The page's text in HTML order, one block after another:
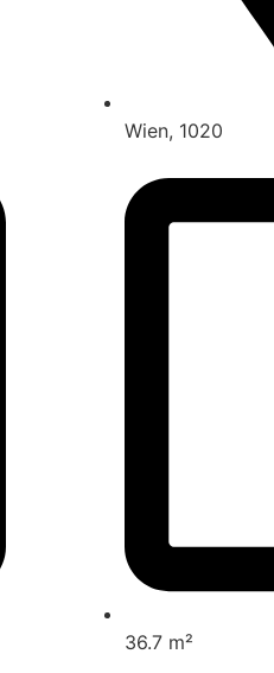
Wien, 1020
36.7 m²